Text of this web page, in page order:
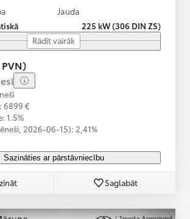
Jauda
225 kW (306 DIN ZS)
Rādīt vairāk
6899 €
1.5%
2026-06-15): 2,41%
Sazināties ar pārstāvniecību
Saglabāt